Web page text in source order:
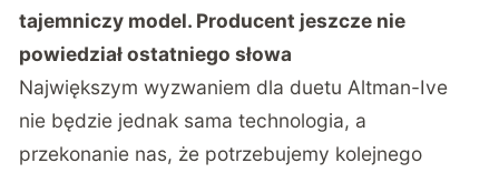
tajemniczy model. Producent jeszcze nie
powiedział ostatniego słowa
Największym wyzwaniem dla duetu Altman-Ive
nie będzie jednak sama technologia, a
przekonanie nas, że potrzebujemy kolejnego